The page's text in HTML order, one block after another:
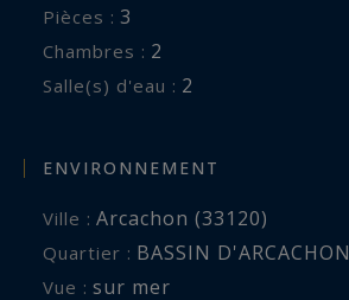
Pièces : 3
Chambres : 2
Salle(s) d'eau : 2
ENVIRONNEMENT
Ville : Arcachon (33120)
Quartier : BASSIN D'ARCACHON
Vue : sur mer